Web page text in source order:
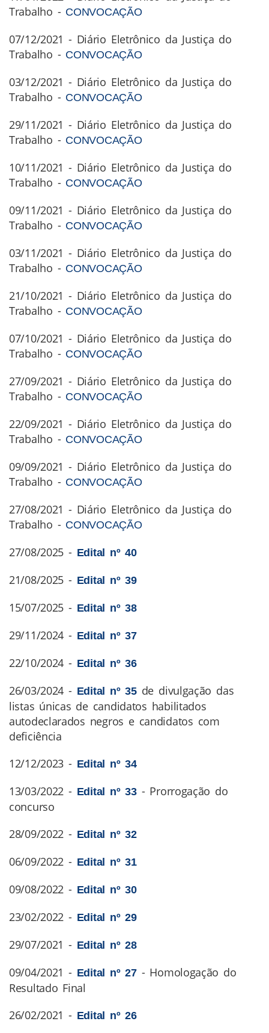
Trabalho - CONVOCAÇÃO
07/12/2021 - Diário Eletrônico da Justiça do
Trabalho - CONVOCAÇÃO
03/12/2021 - Diário Eletrônico da Justiça do
Trabalho - CONVOCAÇÃO
29/11/2021 - Diário Eletrônico da Justiça do
Trabalho - CONVOCAÇÃO
10/11/2021 - Diário Eletrônico da Justiça do
Trabalho - CONVOCAÇÃO
09/11/2021 - Diário Eletrônico da Justiça do
Trabalho - CONVOCAÇÃO
03/11/2021 - Diário Eletrônico da Justiça do
Trabalho - CONVOCAÇÃO
21/10/2021 - Diário Eletrônico da Justiça do
Trabalho - CONVOCAÇÃO
07/10/2021 - Diário Eletrônico da Justiça do
Trabalho - CONVOCAÇÃO
27/09/2021 - Diário Eletrônico da Justiça do
Trabalho - CONVOCAÇÃO
22/09/2021 - Diário Eletrônico da Justiça do
Trabalho - CONVOCAÇÃO
09/09/2021 - Diário Eletrônico da Justiça do
Trabalho - CONVOCAÇÃO
27/08/2021 - Diário Eletrônico da Justiça do
Trabalho - CONVOCAÇÃO
27/08/2025 - Edital nº 40
21/08/2025 - Edital nº 39
15/07/2025 - Edital nº 38
29/11/2024 - Edital nº 37
22/10/2024 - Edital nº 36
26/03/2024 - Edital nº 35de divulgação das
listas únicas de candidatos habilitados
autodeclarados negros e candidatos com
deficiência
12/12/2023 - Edital nº 34
13/03/2022 - Edital nº 33- Prorrogação do
concurso
28/09/2022 - Edital nº 32
06/09/2022 - Edital nº 31
09/08/2022 - Edital nº 30
23/02/2022 - Edital nº 29
29/07/2021 - Edital nº 28
09/04/2021 - Edital nº 27- Homologação do
Resultado Final
26/02/2021 - Edital nº 26